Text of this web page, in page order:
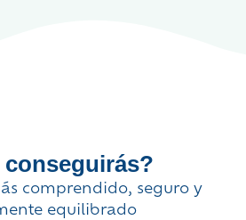
conseguirás?
comprendido, seguro y
equilibrado